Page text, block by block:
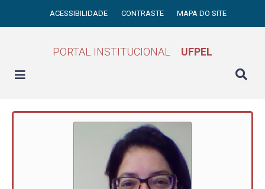
ACESSIBILIDADE CONTRASTE MAPA DO SITE
PORTAL INSTITUCIONAL UFPEL